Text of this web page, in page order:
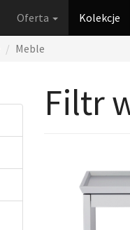
Oferta Kolekcje
Meble
Filtr